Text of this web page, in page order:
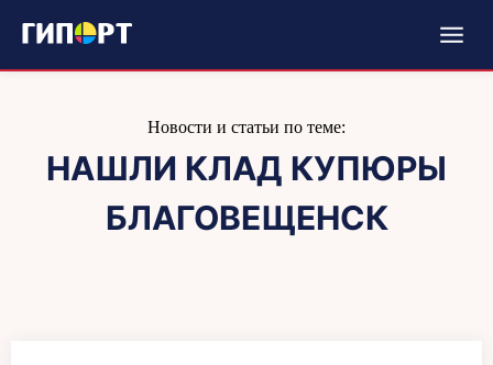
Новости и статьи по теме:
НАШЛИ КЛАД КУПЮРЫ
БЛАГОВЕЩЕНСК